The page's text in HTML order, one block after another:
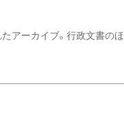
アーカイブ。行政文書のほ